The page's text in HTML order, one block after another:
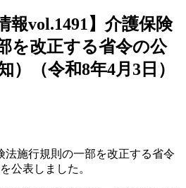
報vol.1491】介護保険
を改正する省令の公
）（令和8年4月3日）
法施行規則の一部を改正する省令
公表しました。